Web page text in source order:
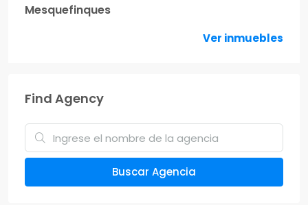
Mesquefinques
Ver inmuebles
Find Agency
Buscar Agencia